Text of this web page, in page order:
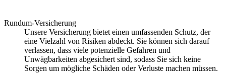
Rundum-Versicherung
Unsere Versicherung bietet einen umfassenden Schutz, der
eine Vielzahl von Risiken abdeckt. Sie können sich darauf
verlassen, dass viele potenzielle Gefahren und
Unwägbarkeiten abgesichert sind, sodass Sie sich keine
Sorgen um mögliche Schäden oder Verluste machen müssen.